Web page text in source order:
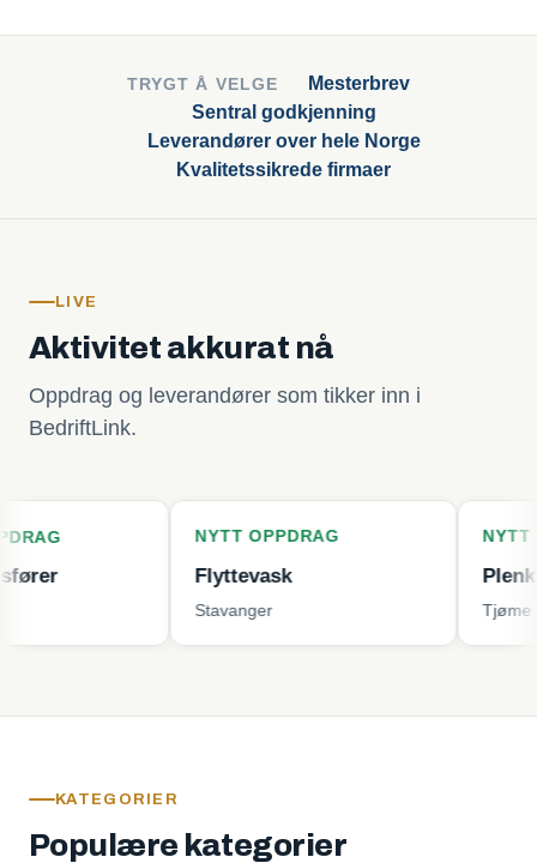
TRYGT Å VELGE
Mesterbrev
Sentral godkjenning
Leverandører over hele Norge
Kvalitetssikrede firmaer
LIVE
Aktivitet akkurat nå
Oppdrag og leverandører som tikker inn i
BedriftLink.
NYTT OPPDRAG
Flyttevask
NYTT
Plenklipping
KATEGORIER
Populære kategorier